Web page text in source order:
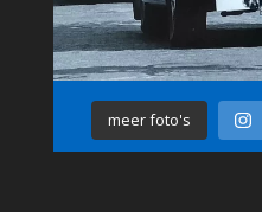
meer foto's